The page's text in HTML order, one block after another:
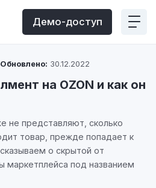
Демо-доступ
Обновлено: 30.12.2022
на OZON и как он
не представляют, сколько
товар, прежде попадает к
о скрытой от
маркетплейса под названием